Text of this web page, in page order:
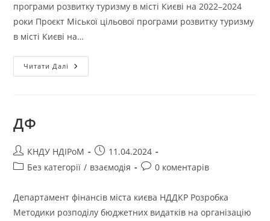
програми розвитку туризму в місті Києві на 2022–2024
роки Проєкт Міської цільової програми розвитку туризму
в місті Києві на…
Читати Далі
ДФ
КНДУ НДІРоМ
11.04.2024
Без категорії / взаємодія 0 коментарів
Департамент фінансів міста києва НДДКР Розробка
Методики розподілу бюджетних видатків на організацію